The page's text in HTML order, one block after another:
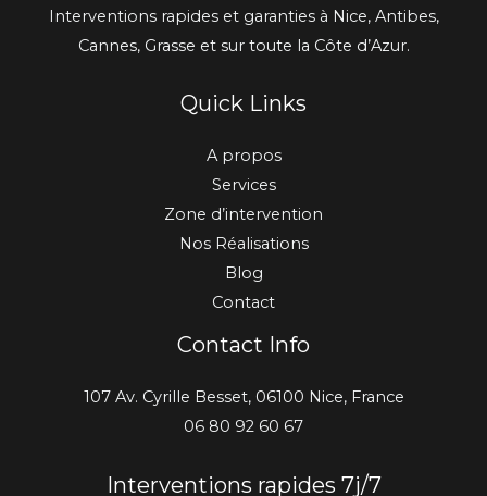
Interventions rapides et garanties à Nice, Antibes,
Cannes, Grasse et sur toute la Côte d’Azur.
Quick Links
A propos
Services
Zone d’intervention
Nos Réalisations
Blog
Contact
Contact Info
107 Av. Cyrille Besset, 06100 Nice, France
06 80 92 60 67
Interventions rapides 7j/7